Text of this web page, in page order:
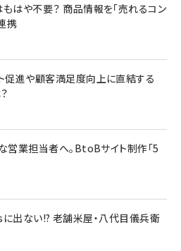
はや不要？ 商品情報を「売れるコン
携
促進や顧客満足度向上に直結する
営業担当者へ。BtoBサイト制作「5
出ない!? 老舗米屋・八代目儀兵衛